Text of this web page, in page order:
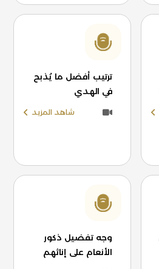
ترتيب أفضل ما يُذبح
في الهدي
شاهد المزيد
وجه تفضيل ذكور
الأنعام على إناثهم